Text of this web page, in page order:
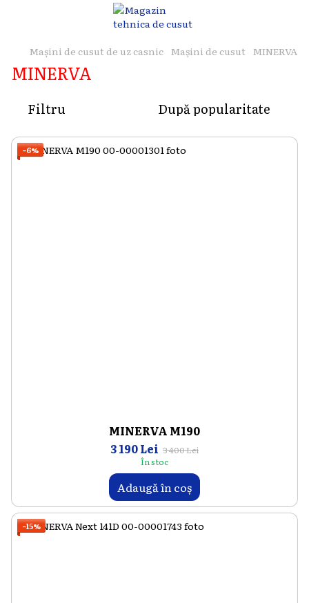
Mașini de cusut de uz casnic Mașini de cusut MINERVA
MINERVA
Filtru După popularitate
−6%
MINERVA M190
3 190 Lei 3 400 Lei
În stoc
Adaugă în coș
−15%